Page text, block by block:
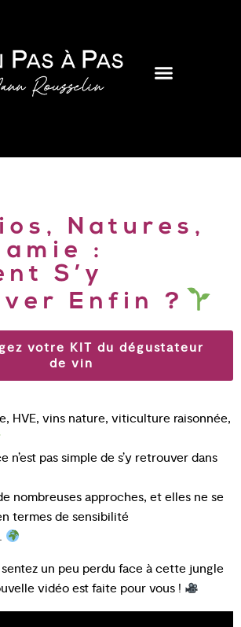
Natures,
:
S’y
Enfin ?
votre KIT du dégustateur
de vin
HVE, vins nature, viticulture raisonnée,
n’est pas simple de s’y retrouver dans
nombreuses approches, et elles ne se
termes de sensibilité
un peu perdu face à cette jungle
vidéo est faite pour vous !